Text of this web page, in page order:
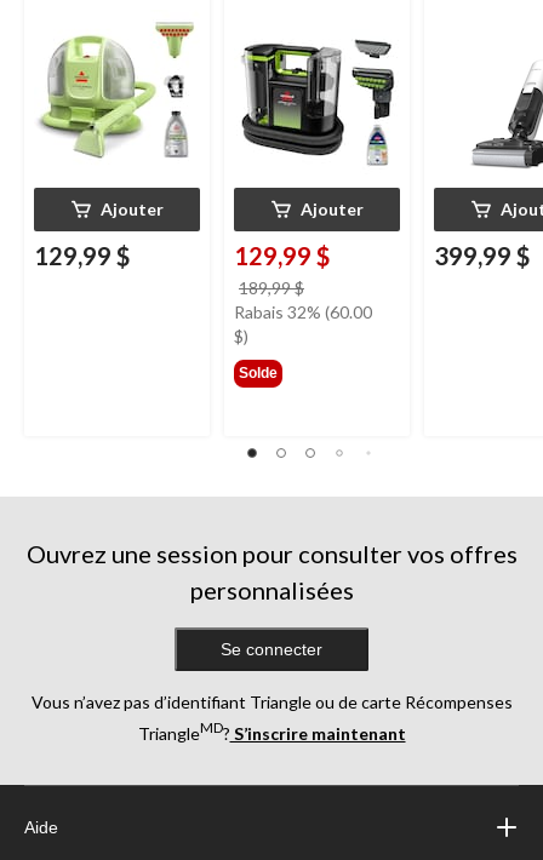
tapis et tissus
d'ameublement
Ajouter
129,99 $
Ajouter
129,99 $
189,99 $
était
Rabais 32% (60.00
$)
Solde
399,99 $
Ouvrez une session pour consulter vos offres
personnalisées
Se connecter
Vous n’avez pas d’identifiant Triangle ou de carte Récompenses
TriangleMD? S’inscrire maintenant
Aide